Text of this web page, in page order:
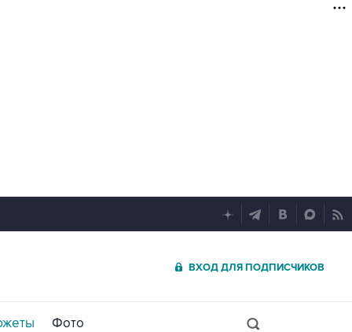
ВХОД ДЛЯ ПОДПИСЧИКОВ
Фото